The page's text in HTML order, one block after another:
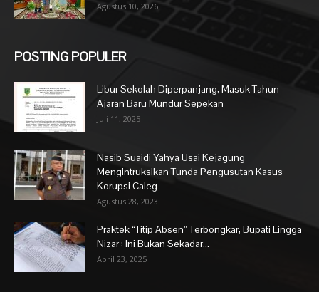
Agustus 10, 2026
POSTING POPULER
Libur Sekolah Diperpanjang, Masuk Tahun
Ajaran Baru Mundur Sepekan
Juli 11, 2025
Nasib Suaidi Yahya Usai Kejagung
Mengintruksikan Tunda Pengusutan Kasus
Korupsi Caleg
Agustus 28, 2023
Praktek “Titip Absen” Terbongkar, Bupati Lingga
Nizar : Ini Bukan Sekadar...
April 23, 2025